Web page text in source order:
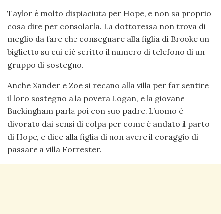
Taylor è molto dispiaciuta per Hope, e non sa proprio
cosa dire per consolarla. La dottoressa non trova di
meglio da fare che consegnare alla figlia di Brooke un
biglietto su cui cìè scritto il numero di telefono di un
gruppo di sostegno.
Anche Xander e Zoe si recano alla villa per far sentire
il loro sostegno alla povera Logan, e la giovane
Buckingham parla poi con suo padre. L’uomo è
divorato dai sensi di colpa per come è andato il parto
di Hope, e dice alla figlia di non avere il coraggio di
passare a villa Forrester.